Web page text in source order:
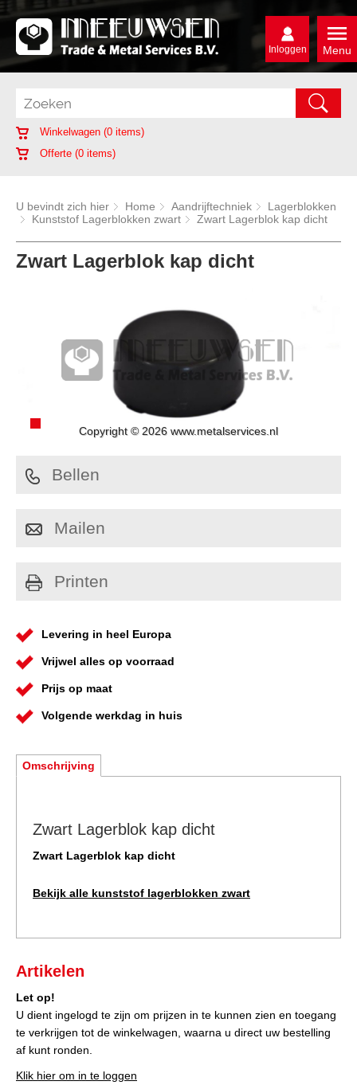
Menu
Inloggen
Winkelwagen (0 items)
Offerte (0 items)
U bevindt zich hier Home Aandrijftechniek
Lagerblokken
Kunststof Lagerblokken zwart
Zwart Lagerblok kap dicht
Zwart Lagerblok kap dicht
Copyright © 2026 www.metalservices.nl
Bellen
Mailen
Printen
Levering in heel Europa
Vrijwel alles op voorraad
Prijs op maat
Volgende werkdag in huis
Omschrijving
Zwart Lagerblok kap dicht
Zwart Lagerblok kap dicht
Bekijk alle kunststof lagerblokken zwart
Artikelen
Let op!
U dient ingelogd te zijn om prijzen in te kunnen zien en toegang
te verkrijgen tot de winkelwagen, waarna u direct uw bestelling
af kunt ronden.
Klik hier om in te loggen